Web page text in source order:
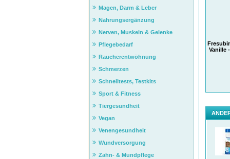
Die
So
Vanille
Magen, Darm & Leber
Nahrungsergänzung
Nerven, Muskeln & Gelenke
Pflegebedarf
Raucherentwöhnung
Schmerzen
Schnelltests, Testkits
Sport & Fitness
Tiergesundheit
Vegan
Venengesundheit
Wundversorgung
Zahn- & Mundpflege